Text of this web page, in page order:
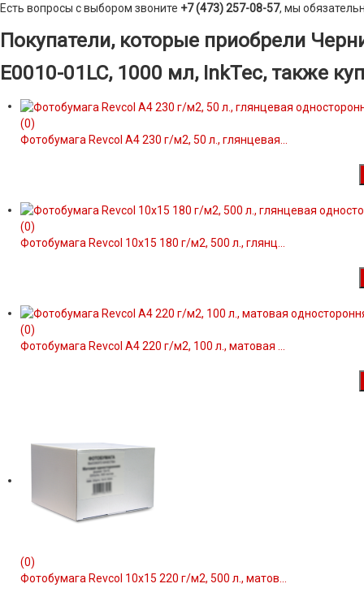
Есть вопросы с выбором звоните +7 (473) 257-08-57, мы
Покупатели, которые приобрели
E0010-01LC, 1000 мл, InkTec, также
(0)
Фотобумага Revcol A4 230 г/м2, 50 л., глянцевая...
(0)
Фотобумага Revcol 10x15 180 г/м2, 500 л., глянц...
(0)
Фотобумага Revcol A4 220 г/м2, 100 л., матовая ...
(0)
Фотобумага Revcol 10x15 220 г/м2, 500 л., матов...